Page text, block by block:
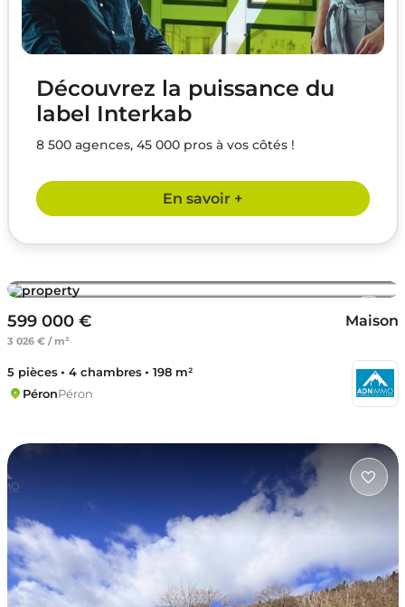
Découvrez la puissance du
label Interkab
8 500 agences, 45 000 pros à vos côtés !
En savoir +
599 000 €
3 026 € / m²
Maison
5 pièces 4 chambres
198 m²
PéronPéron